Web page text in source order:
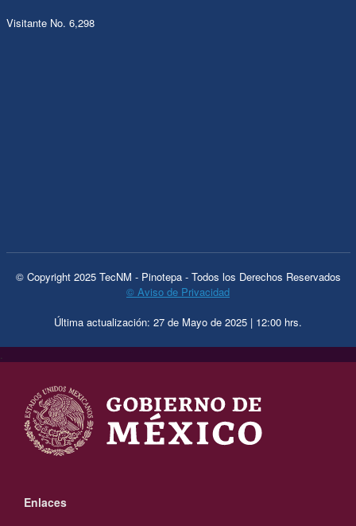
Visitante No. 6,298
© Copyright 2025 TecNM - Pinotepa - Todos los Derechos Reservados
© Aviso de Privacidad
Última actualización: 27 de Mayo de 2025 | 12:00 hrs.
.
Enlaces